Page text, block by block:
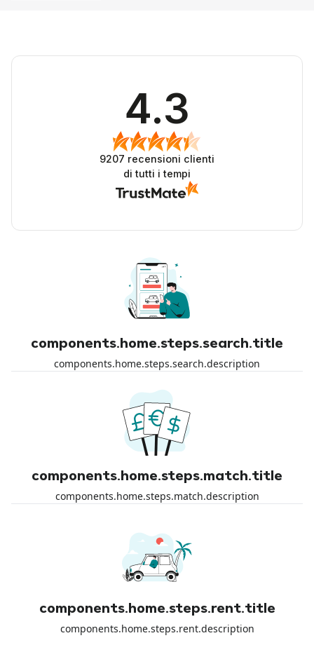
4.3
9207 recensioni clienti
di tutti i tempi
components.home.steps.search.title
components.home.steps.search.description
components.home.steps.match.title
components.home.steps.match.description
components.home.steps.rent.title
components.home.steps.rent.description